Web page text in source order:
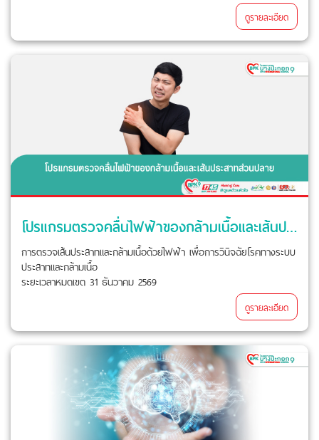
ดูรายละเอียด
โปรแกรมตรวจคลื่นไฟฟ้าของกล้ามเนื้อและเส้นประสาทส่วนปลาย
การตรวจเส้นประสาทและกล้ามเนื้อด้วยไฟฟ้า เพื่อการวินิจฉัยโรคทางระบบ
ประสาทและกล้ามเนื้อ
ระยะเวลาหมดเขต 31 ธันวาคม 2569
ดูรายละเอียด